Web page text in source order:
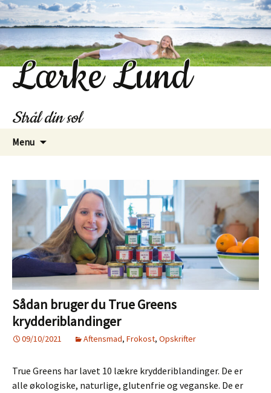
Lærke Lund
Strål din sol
Menu
Sådan bruger du True Greens
krydderiblandinger
09/10/2021 Aftensmad, Frokost, Opskrifter
True Greens har lavet 10 lækre krydderiblandinger. De er
alle økologiske, naturlige, glutenfrie og veganske. De er